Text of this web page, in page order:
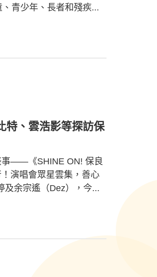
青少年、長者和殘疾...
特、雲浩影等探訪保
事——《SHINE ON! 保良
演唱會眾星雲集，善心
及余宗遙（Dez），今...